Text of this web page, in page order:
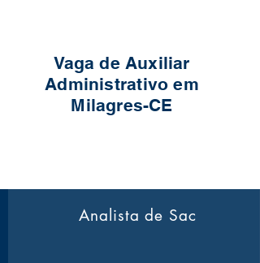
Vaga de Auxiliar
Administrativo em
Milagres-CE
Analista de Sac